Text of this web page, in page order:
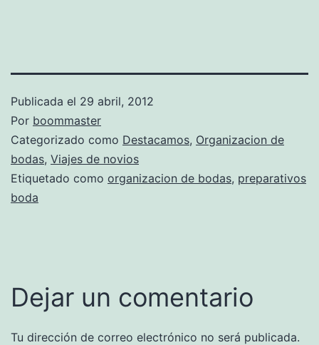
Publicada el 29 abril, 2012
Por boommaster
Categorizado como Destacamos, Organizacion de
bodas, Viajes de novios
Etiquetado como organizacion de bodas, preparativos
boda
Dejar un comentario
Tu dirección de correo electrónico no será publicada.